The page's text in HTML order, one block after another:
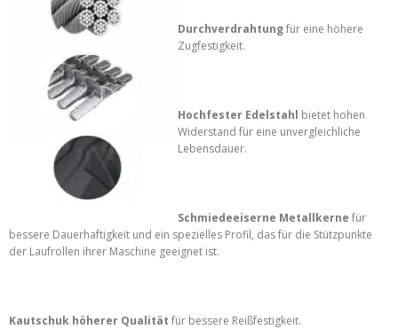
Durchverdrahtungfür eine höhere
Zugfestigkeit.
Hochfester Edelstahl bietet hohen
Widerstand für eine unvergleichliche
Lebensdauer.
Schmiedeeiserne Metallkerne für
bessere Dauerhaftigkeit und ein spezielles Profil, das für die Stützpunkte
der Laufrollen ihrer Maschine geeignet ist.
Kautschuk höherer Qualität für bessere Reißfestigkeit.